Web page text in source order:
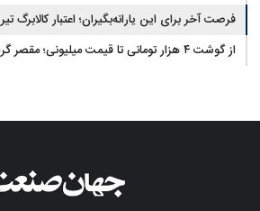
فرصت آخر برای این یارانه‌بگیران؛ اعتبار کالابرگ
از گوشت ۴ هزار تومانی تا قیمت میلیونی؛ مقصر گرانی امروز کیست؟